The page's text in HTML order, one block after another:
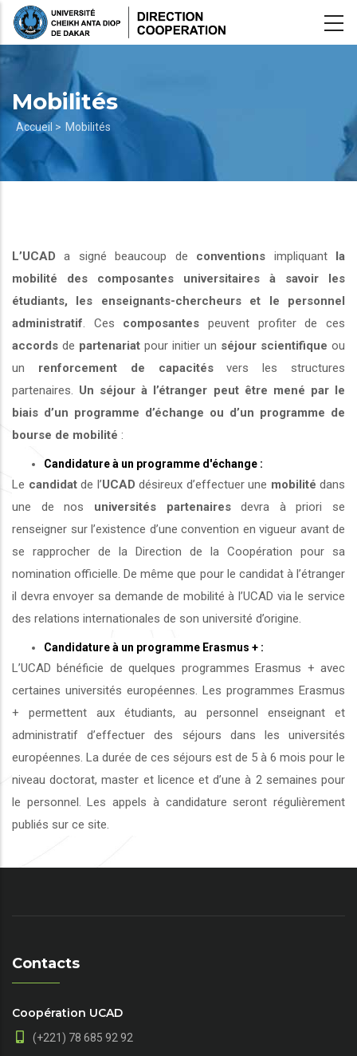
Aller
Mobilités
Fil
d'Ariane
Accueil > Mobilités
L’UCAD a signé beaucoup de conventions impliquant la
mobilité des composantes universitaires à savoir les
étudiants, les enseignants-chercheurs et le personnel
administratif . Ces composantes peuvent profiter de ces
accords de partenariat pour initier un séjour scientifique ou
un renforcement de capacitésvers les structures
partenaires. Un séjour à l’étranger peut être mené par le
biais d’un programme d’échange ou d’un programme de
bourse de mobilité :
Candidature à un programme d'échange :
Le candidatde l’UCAD désireux d’effectuer une mobilité dans
une de nos universités partenairesdevra à priori se
renseigner sur l’existence d’une convention en vigueur avant de
se rapprocher de la Direction de la Coopération pour sa
nomination officielle. De même que pour le candidat à l’étranger
il devra envoyer sa demande de mobilité à l’UCAD via le service
des relations internationales de son université d’origine.
Candidature à un programme Erasmus + :
L’UCAD bénéficie de quelques programmes Erasmus + avec
certaines universités européennes. Les programmes Erasmus
+ permettent aux étudiants, au personnel enseignant et
administratif d’effectuer des séjours dans les universités
européennes. La durée de ces séjours est de 5 à 6 mois pour le
niveau doctorat, master et licence et d’une à 2 semaines pour
le personnel. Les appels à candidature seront régulièrement
publiés sur ce site.
Contacts
Coopération UCAD
(+221) 78 685 92 92